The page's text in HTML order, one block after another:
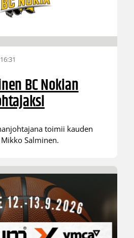
BC Nokian
toimii kauden
Salminen.